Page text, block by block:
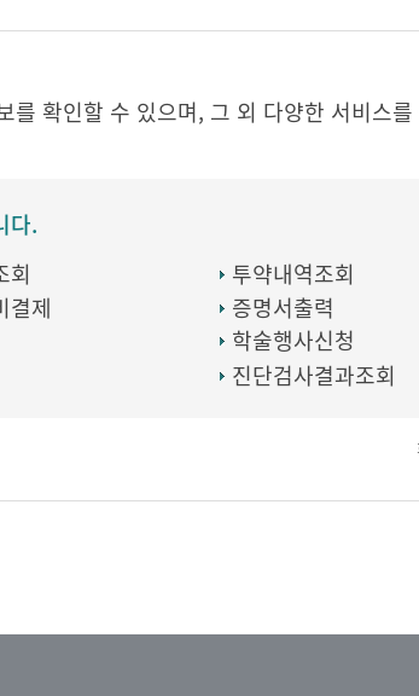
확인할 수 있으며, 그 외 다양한 서비스
다.
회
결제
투약내역조회
증명서출력
학술행사신청
진단검사결과조회